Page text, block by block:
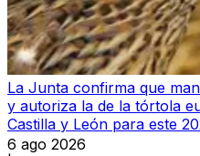
La Junta confirma que
y autoriza la de la tórtola
Castilla y León para este
6 ago 2026